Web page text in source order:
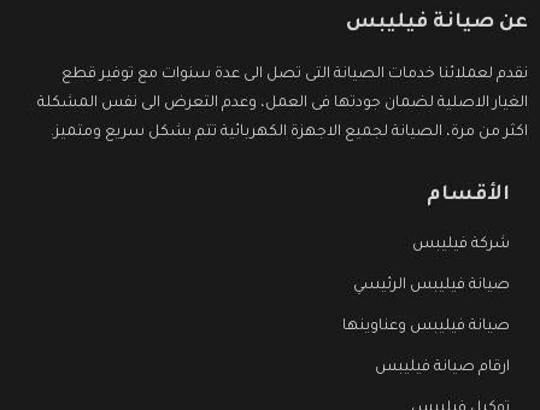
عن صيانة فيليبس
نقدم لعملائنا خدمات الصيانة التى تصل الى عدة سنوات مع توفير قطع
الغيار الاصلية لضمان جودتها فى العمل، وعدم التعرض الى نفس المشكلة
اكثر من مرة، الصيانة لجميع الاجهزة الكهربائية تتم بشكل سريع ومتميز.
الأقسام
شركة فيليبس
صيانة فيليبس الرئيسي
صيانة فيليبس وعناوينها
ارقام صيانة فيليبس